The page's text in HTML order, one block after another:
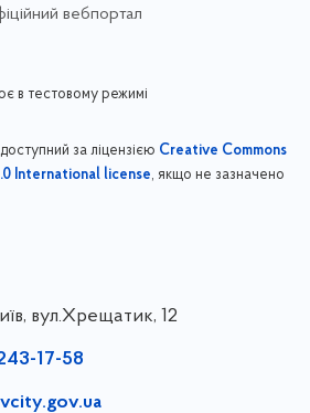
вебпортал
в тестовому режимі
за ліцензією Creative Commons
International license, якщо не зазначено
вул.Хрещатик, 12
17-58